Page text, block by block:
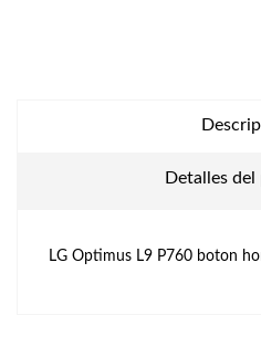
Detalles
LG Optimus L9 P760 boton